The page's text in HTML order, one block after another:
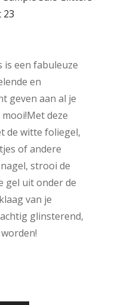
23
is een fabuleuze
en
geven aan al je
deze
de witte foliegel,
of andere
strooi de
gel uit onder de
van je
glinsterend,